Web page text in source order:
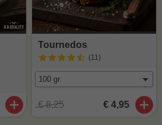
Tournedos
(11)
€ 8,25 € 4,95